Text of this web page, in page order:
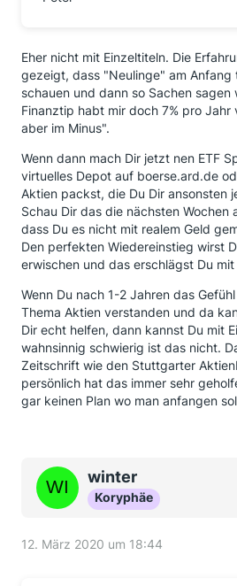
Eher nicht mit Einzeltiteln. Die
gezeigt, dass "Neulinge" am Anfang
schauen und dann so Sachen sagen
Finanztip habt mir doch 7% pro Jahr
aber im Minus".
Wenn dann mach Dir jetzt nen ETF
virtuelles Depot auf boerse.ard.de
Aktien packst, die Du Dir ansonsten
Schau Dir das die nächsten Wochen
dass Du es nicht mit realem Geld
Den perfekten Wiedereinstieg wirst
erwischen und das erschlägst Du
Wenn Du nach 1-2 Jahren das
Thema Aktien verstanden und da
Dir echt helfen, dann kannst Du mit
wahnsinnig schwierig ist das nicht.
Zeitschrift wie den Stuttgarter
persönlich hat das immer sehr
gar keinen Plan wo man anfangen
winter
Koryphäe
12. März 2020 um 18:44